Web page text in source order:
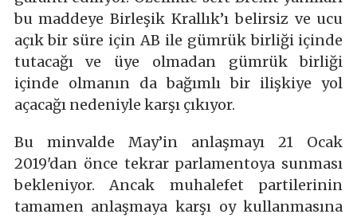
bu maddeye Birleşik Krallık’ı belirsiz ve ucu
açık bir süre için AB ile gümrük birliği içinde
tutacağı ve üye olmadan gümrük birliği
içinde olmanın da bağımlı bir ilişkiye yol
açacağı nedeniyle karşı çıkıyor.
Bu minvalde May’in anlaşmayı 21 Ocak
2019'dan önce tekrar parlamentoya sunması
bekleniyor. Ancak muhalefet partilerinin
tamamen anlaşmaya karşı oy kullanmasına